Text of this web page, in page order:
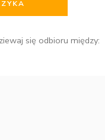
się odbioru między: